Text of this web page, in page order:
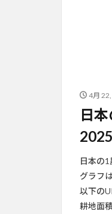
4月
日
日本の
グラフ
以下の
耕地面